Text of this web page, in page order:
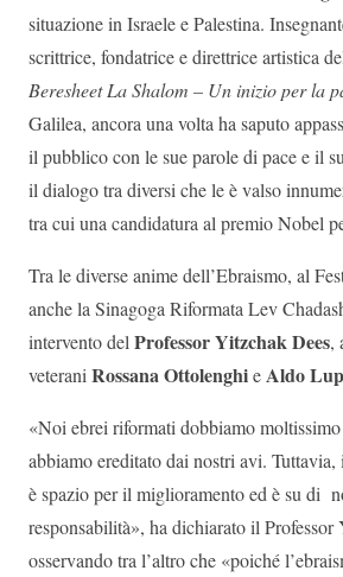
situazione in Israele e Palestina.
scrittrice, fondatrice e direttrice artistica
Beresheet La Shalom – Un inizio per la
Galilea, ancora una volta ha saputo
il pubblico con le sue parole di pace e il
il dialogo tra diversi che le è valso
tra cui una candidatura al premio Nobel
Tra le diverse anime dell’Ebraismo, al
anche la Sinagoga Riformata Lev
intervento del Professor Yitzchak Dees,
veterani Rossana OttolenghieAldo
«Noi ebrei riformati dobbiamo
abbiamo ereditato dai nostri avi.
è spazio per il miglioramento ed è su di
responsabilità», ha dichiarato il Professor
osservando tra l’altro che «poiché